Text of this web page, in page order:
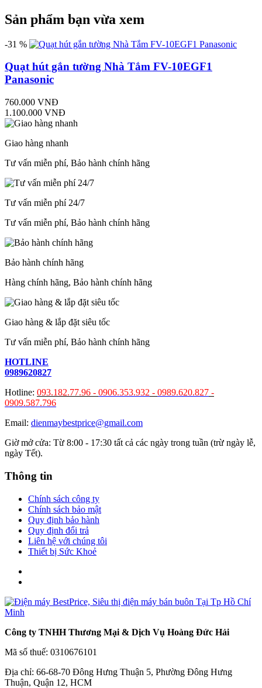
Sản phẩm bạn vừa xem
-31 %
Quạt hút gắn tường Nhà Tắm FV-10EGF1
Panasonic
760.000 VNĐ
1.100.000 VNĐ
Giao hàng nhanh
Tư vấn miễn phí, Bảo hành chính hãng
Tư vấn miễn phí 24/7
Tư vấn miễn phí, Bảo hành chính hãng
Bảo hành chính hãng
Hàng chính hãng, Bảo hành chính hãng
Giao hàng & lắp đặt siêu tốc
Tư vấn miễn phí, Bảo hành chính hãng
HOTLINE
0989620827
Hotline: 093.182.77.96 - 0906.353.932 - 0989.620.827 -
0909.587.796
Email: dienmaybestprice@gmail.com
Giờ mở cửa: Từ 8:00 - 17:30 tất cả các ngày trong tuần (trừ ngày lễ,
ngày Tết).
Thông tin
Chính sách công ty
Chính sách bảo mật
Quy định bảo hành
Quy định đổi trả
Liên hệ với chúng tôi
Thiết bị Sức Khoẻ
Công ty TNHH Thương Mại & Dịch Vụ Hoàng Đức Hải
Mã số thuế: 0310676101
Địa chỉ: 66-68-70 Đông Hưng Thuận 5, Phường Đông Hưng
Thuận, Quận 12, HCM